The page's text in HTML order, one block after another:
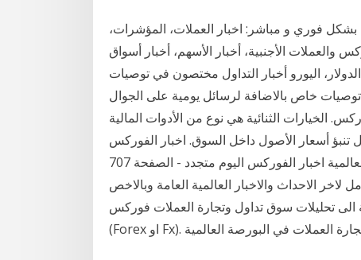
بشكل فوري و مباشر: اخبار العملات، المؤشرات،
والعملات الأجنبية، أخبار الأسهم، أخبار أسواق
اليورو أخبار التداول مختصون في توصيات
من خلال برنامج توصيات خاص بالاضافة لرسائل يومية على الجوال
الخيارات الثنائية هي نوع من الأدوات المالية
أسعار الأصول داخل السوق. اخبار الفوركس
اليوم متجدد الفوركس وتجارة العملات في البورصة العالمية اخبار الفوركس اليوم متجدد - الصفحة 707
لاخر الاحداث والاخبار العالمية العامة وبالاخص
الى تحليلات سوق تداول وتجارة العملات فوركس